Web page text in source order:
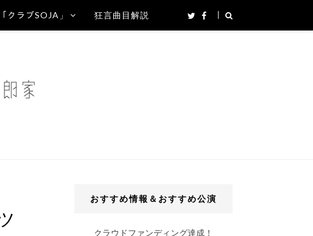
クラブSOJA」 狂言曲目解説
おすすめ情報＆おすすめ公演
クラウドファンディング達成！